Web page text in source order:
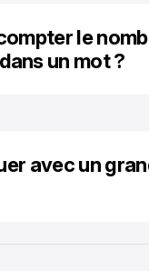
le
un mot ?
avec un